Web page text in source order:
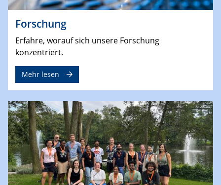
Forschung
Erfahre, worauf sich unsere Forschung
konzentriert.
Mehr lesen